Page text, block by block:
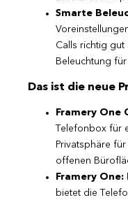
Smarte
Calls richtig gut
Beleuchtung
Das ist die neue
Framery One
Telefonbox für
Privatsphäre
offenen
Framery One:
bietet die